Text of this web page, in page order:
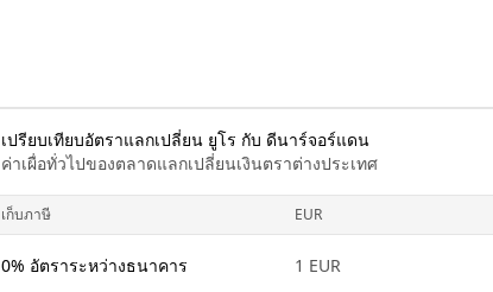
เปรียบเทียบอัตราแลกเปลี่ยน ยูโร กับ ดีนาร์จอร์แดน
ค่าเผื่อทั่วไปของตลาดแลกเปลี่ยนเงินตราต่างประเทศ
เก็บภาษี EUR
0% อัตราระหว่างธนาคาร 1 EUR